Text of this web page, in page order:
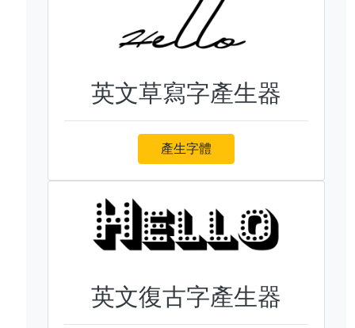
英文草寫字產生器
產生字體
英文復古字產生器